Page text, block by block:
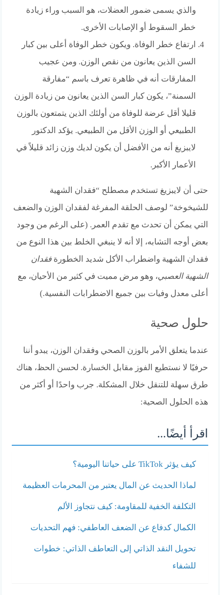
والذي يسمى ضمور العضلات، هو السبب وراء زيادة
خطر السقوط أو الإصابات الأخرى.
ارتفاع خطر الوفاة. ويكون خطر الوفاة أعلى بين كبار
السن الذين يعانون من نقص الوزن. ومن عجيب
المفارقات أنه في ظاهرة تعرف باسم “مفارقة
السمنة”، يكون كبار السن الذين يعانون من زيادة الوزن
قليلا أقل عرضة للوفاة من أولئك الذين يتمتعون بالوزن
الطبيعي أو الوزن الأقل من الطبيعي. يؤكد الدكتور
لايبزيغ أنه من الأفضل أن يكون لديك وزن زائد قليلاً في
الأعمار الأكبر.
حتى أن لايبزيغ تستخدم مصطلح “فقدان الشهية
للشيخوخة” لوصف الحلقة المفرغة لفقدان الوزن والضعف
التي يمكن أن تحدث مع تقدم العمر. (على الرغم من وجود
بعض أوجه التشابه، إلا أنه لا ينبغي الخلط بين هذا النوع من
فقدان الشهية واضطراب الأكل شديد الخطورةفقدان
الشهية العصبي، وهو مرض مميت في كثير من الأحيان، مع
أعلى معدل وفيات بين جميع الاضطرابات النفسية.)
حلول صحية
عندما يتعلق الأمر بالوزن الصحي وفقدان الوزن، يبدو أننا
حرفيًا لا نستطيع الفوز مقابل الخسارة. لحسن الحظ، هناك
طرق سهلة للتنقل خلال المشكلة. جرب واحدًا أو أكثر من
هذه الحلول الصحية:
اقرأ أيضًا...
كيف يؤثر TikTok على حياتنا اليومية؟
لماذا الحديث عن المال يعتبر من المحرمات العظيمة
التكلفة الخفية للمقاومة: كيف نتجاوز الألم
الكمال كدفاع عن الضعف العاطفي: فهم التحديات
تحويل النقد الذاتي إلى التعاطف الذاتي: خطوات
للشفاء